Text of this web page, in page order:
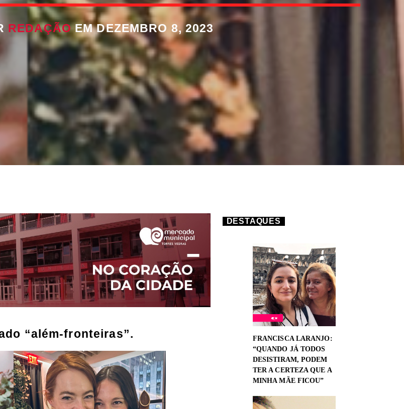
REDAÇÃOEM DEZEMBRO 8, 2023
“além-fronteiras”.
DESTAQUES
FRANCISCA LARANJO:
“QUANDO JÁ TODOS
DESISTIRAM, PODEM
TER A CERTEZA QUE A
MINHA MÃE FICOU”